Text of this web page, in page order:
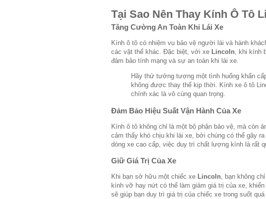
Tại Sao Nên Thay Kính Ô Tô
Tăng Cường An Toàn Khi Lái Xe
Kính ô tô có nhiệm vụ bảo vệ người lái và hành
các vật thể khác. Đặc biệt, với xe Lincoln, khi kính
đảm bảo tính mạng và sự an toàn khi lái xe.
Hãy thử tưởng tượng một tình huống khẩn
không được thay thế kịp thời. Kính xe ô tô
chính xác là vô cùng quan trọng.
Đảm Bảo Hiệu Suất Vận Hành Của Xe
Kính ô tô không chỉ là một bộ phận bảo vệ, mà còn
cảm thấy khó chịu khi lái xe, bởi chúng có thể gây
dòng xe cao cấp, việc duy trì chất lượng kính là rất
Giữ Giá Trị Của Xe
Khi bạn sở hữu một chiếc xe Lincoln, bạn không
kính vỡ hay nứt có thể làm giảm giá trị của xe,
sẽ giúp bạn duy trì giá trị của chiếc xe trong suốt